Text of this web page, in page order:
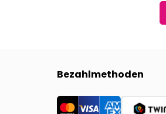
Bezahlmethoden